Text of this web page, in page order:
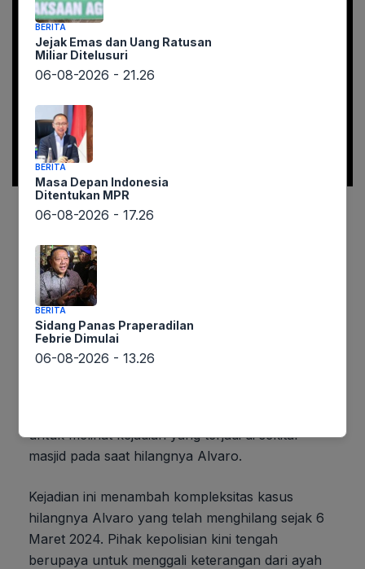
Informasi dari lintaswarta.co.id menyebutkan
bahwa pencarian Alvaro Kiano Nugroho, bocah
yang hilang selama 51 hari di Pesanggrahan,
Jakarta Selatan, terhambat. Kerusakan CCTV di
Masjid Muflihun, lokasi terakhir Alvaro terlihat,
menjadi kendala utama bagi pihak kepolisian.
Kompol Murodih, Kasi Humas Polres Metro
untuk melihat kejadian yang terjadi di sekitar
masjid pada saat hilangnya Alvaro.
Kejadian ini menambah kompleksitas kasus
hilangnya Alvaro yang telah menghilang sejak 6
Maret 2024. Pihak kepolisian kini tengah
berupaya untuk menggali keterangan dari ayah
BERITA
Jejak Emas dan Uang Ratusan
Miliar Ditelusuri
06-08-2026 - 21.26
BERITA
Masa Depan Indonesia
Ditentukan MPR
06-08-2026 - 17.26
BERITA
Sidang Panas Praperadilan
Febrie Dimulai
06-08-2026 - 13.26